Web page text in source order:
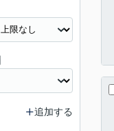
追加する